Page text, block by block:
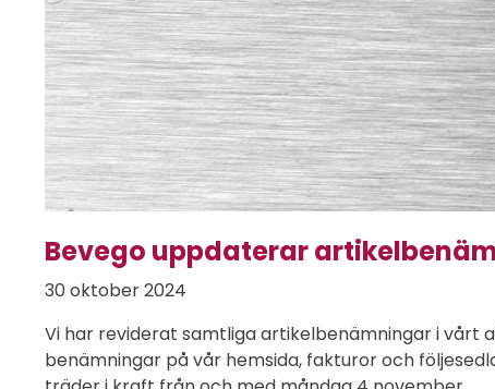
Bevego uppdaterar
30 oktober 2024
Vi har reviderat samtliga artikelbenämningar i vårt
benämningar på vår hemsida, fakturor och